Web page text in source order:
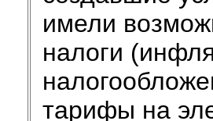
имели
налоги
тарифы на